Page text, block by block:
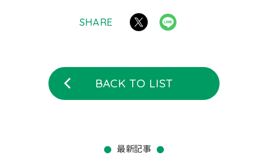
SHARE
BACK TO LIST
最新記事